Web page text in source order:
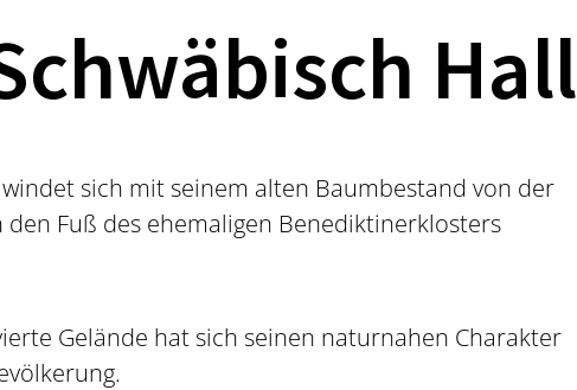
Hall
sich mit seinem alten Baumbestand von der
Fuß des ehemaligen Benediktinerklosters
Gelände hat sich seinen naturnahen Charakter